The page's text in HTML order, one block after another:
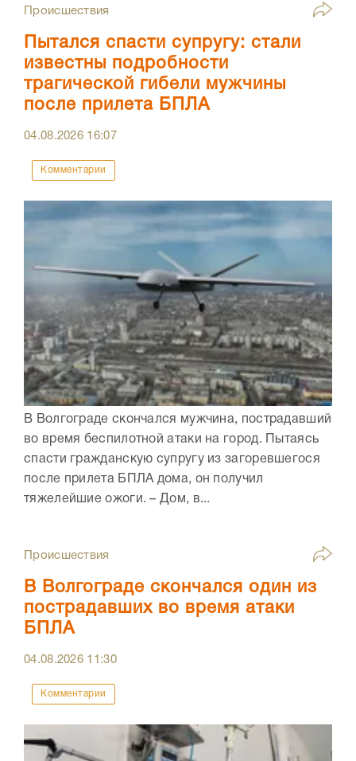
Происшествия
Пытался спасти супругу: стали
известны подробности
трагической гибели мужчины
после прилета БПЛА
04.08.2026 16:07
Комментарии
В Волгограде скончался мужчина, пострадавший
во время беспилотной атаки на город. Пытаясь
спасти гражданскую супругу из загоревшегося
после прилета БПЛА дома, он получил
тяжелейшие ожоги. – Дом, в...
Происшествия
В Волгограде скончался один из
пострадавших во время атаки
БПЛА
04.08.2026 11:30
Комментарии